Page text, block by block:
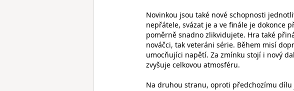
Novinkou jsou také nové schopnosti
nepřátele, svázat je a ve finále je dokonce
poměrně snadno zlikvidujete. Hra také
nováčci, tak veteráni série. Během misí
umocňujíci napětí. Za zmínku stojí i nový
zvyšuje celkovou atmosféru.
Na druhou stranu, oproti předchozímu dílu